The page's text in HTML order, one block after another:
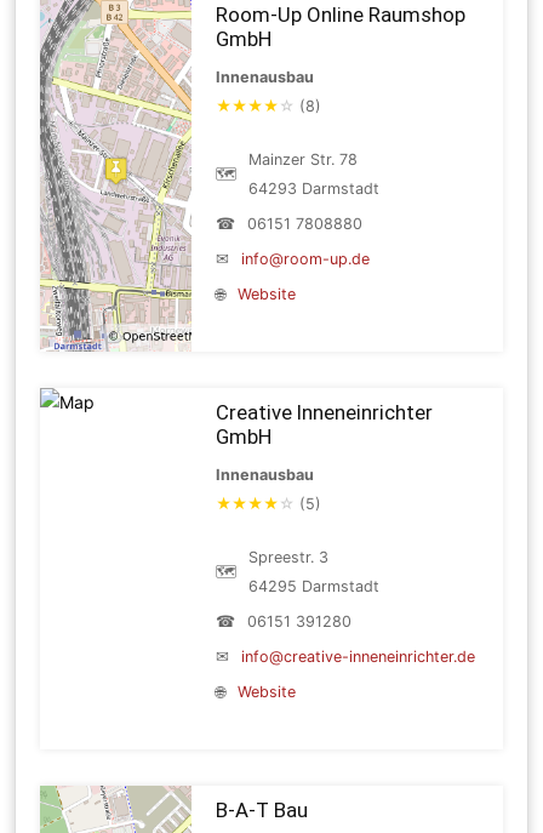
Room-Up Online Raumshop
GmbH
Innenausbau
★★★★ ☆ (8)
🗺
Mainzer Str. 78
64293 Darmstadt
☎
06151 7808880
✉
info@room-up.de
🌐
Website
Creative Inneneinrichter
GmbH
Innenausbau
★★★★ ☆ (5)
🗺
Spreestr. 3
64295 Darmstadt
☎
06151 391280
✉
info@creative-inneneinrichter.de
🌐
Website
B-A-T Bau